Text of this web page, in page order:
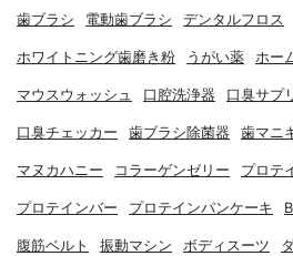
歯ブラシ 電動歯ブラシ デンタルフロス
ホワイトニング歯磨き粉 うがい薬 ホー
マウスウォッシュ 口腔洗浄器 口臭サプ
口臭チェッカー 歯ブラシ除菌器 歯マニ
マヌカハニー コラーゲンゼリー プロテ
プロテインバー プロテインパンケーキ
腹筋ベルト 振動マシン ボディスーツ